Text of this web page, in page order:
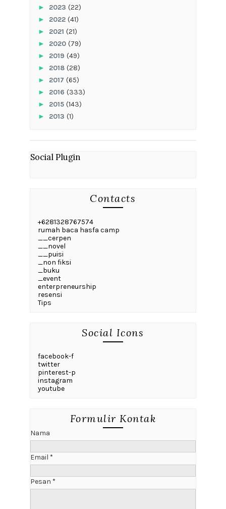
► 2023 (22)
► 2022 (41)
► 2021 (21)
► 2020 (79)
► 2019 (49)
► 2018 (28)
► 2017 (65)
► 2016 (333)
► 2015 (143)
► 2013 (1)
Social Plugin
Contacts
+6281328767574
rumah baca hasfa camp
__cerpen
__novel
__puisi
_non fiksi
_buku
_event
enterpreneurship
resensi
Tips
Social Icons
facebook-f
twitter
pinterest-p
instagram
youtube
Formulir Kontak
Nama
Email *
Pesan *